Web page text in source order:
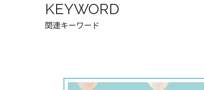
KEYWORD
関連キーワード